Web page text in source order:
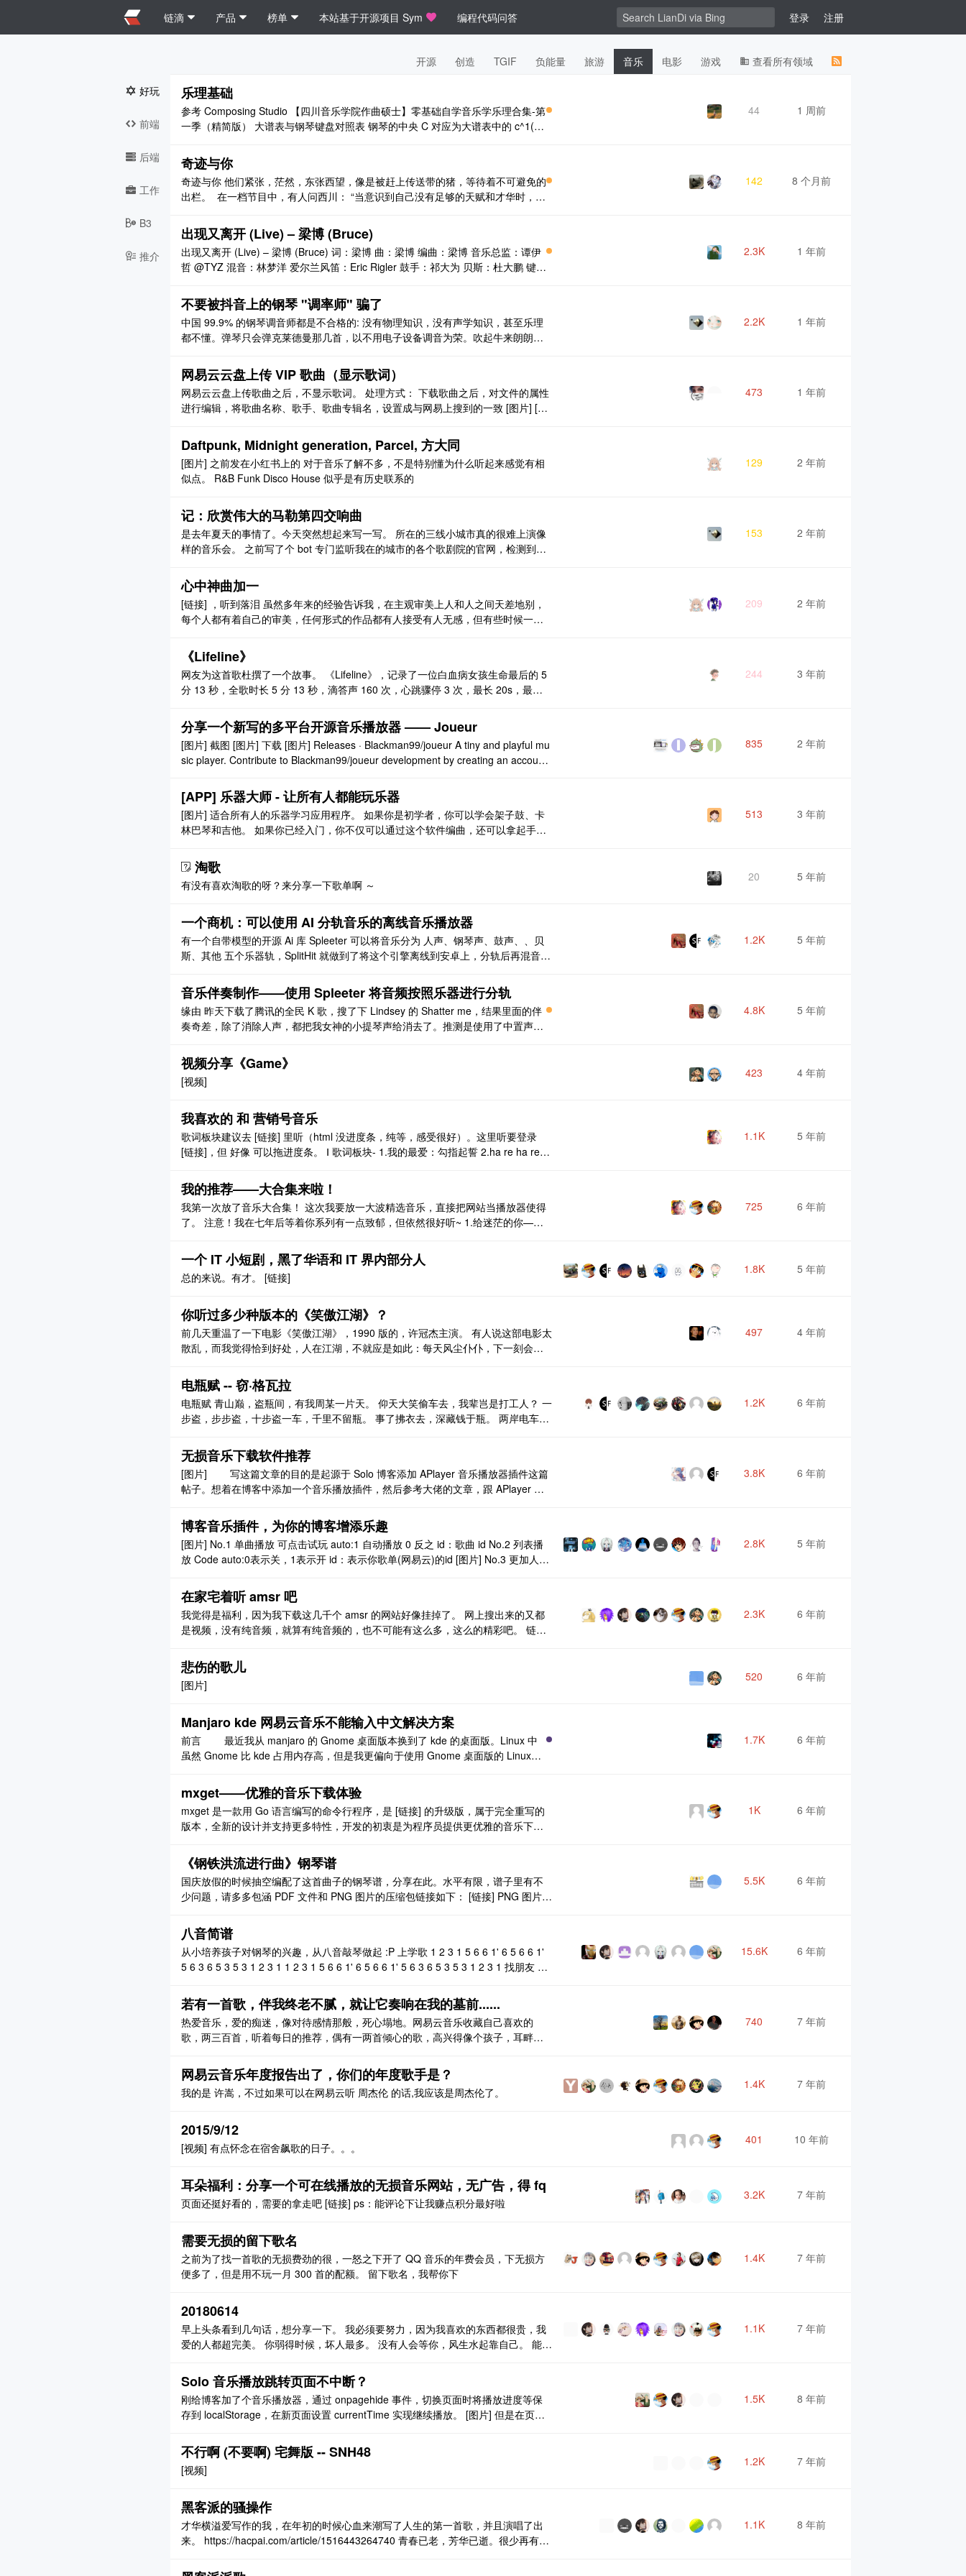
链滴 产品 榜单 本站基于开源项目 Sym 编程代码问答 登录 注册
好玩
前端
后端
工作
B3
推介
查看所有领域
游戏
电影
音乐
旅游
负能量
TGIF
创造
开源
乐理基础
参考 Composing Studio 【四川音乐学院作曲硕士】零基础自学音乐学乐理合集-第
一季（精简版） 大谱表与钢琴键盘对照表 钢琴的中央 C 对应为大谱表中的 c^1(H
44 1 周前
奇迹与你
奇迹与你 他们紧张，茫然，东张西望，像是被赶上传送带的猪，等待着不可避免的
出栏。 ‍ 在一档节目中，有人问西川： “当意识到自己没有足够的天赋和才华时，该
题恰恰揭示了当代人面临的窘境： “理想很丰满，现实却很骨感” 萨特说：“他人即
地狱” 意指 ..
142 8 个月前
出现又离开 (Live) – 梁博 (Bruce)
出现又离开 (Live) – 梁博 (Bruce) 词：梁博 曲：梁博 编曲：梁博 音乐总监：谭伊
哲 @TYZ 混音：林梦洋 爱尔兰风笛：Eric Rigler 鼓手：祁大为 贝斯：杜大鹏 键
我跟你 本应该 各自好 各自坏 各 ..
2.3K 1 年前
不要被抖音上的钢琴 "调率师" 骗了
中国 99.9% 的钢琴调音师都是不合格的: 没有物理知识，没有声学知识，甚至乐理
都不懂。弹琴只会弹克莱德曼那几首，以不用电子设备调音为荣。吹起牛来朗朗上
就是阿里那套 “赋能，抓手，拉通，粒度”。 调音的三个典型误区，第一个是“要整体
调音 ..
2.2K 1 年前
网易云云盘上传 VIP 歌曲（显示歌词）
网易云云盘上传歌曲之后，不显示歌词。 处理方式： 下载歌曲之后，对文件的属性
进行编辑，将歌曲名称、歌手、歌曲专辑名，设置成与网易上搜到的一致 [图片] [图
曲，上传之后，识别成 vip 歌曲，一样能够正常听和显示歌词。 [图片] 歌曲 ..
473 1 年前
Daftpunk, Midnight generation, Parcel, 方大同
[图片] 之前发在小红书上的 对于音乐了解不多，不是特别懂为什么听起来感觉有相
似点。 R&B Funk Disco House 似乎是有历史联系的
129 2 年前
记：欣赏伟大的马勒第四交响曲
是去年夏天的事情了。今天突然想起来写一写。 所在的三线小城市真的很难上演像
样的音乐会。 之前写了个 bot 专门监听我在的城市的各个歌剧院的官网，检测到马
真有乐团演马勒了。立马订票付钱。 第一次现场听音乐会，实在太过激动，我甚至
百度了 “国内 ..
153 2 年前
心中神曲加一
[链接] ，听到落泪 虽然多年来的经验告诉我，在主观审美上人和人之间天差地别，
每个人都有着自己的审美，任何形式的作品都有人接受有人无感，但有些时候一些
209 2 年前
《Lifeline》
网友为这首歌杜撰了一个故事。 《Lifeline》，记录了一位白血病女孩生命最后的 5
分 13 秒，全歌时长 5 分 13 秒，滴答声 160 次，心跳骤停 3 次，最长 20s，最短 1
抹去时，他们的账号也会永远封存， 这些人在 ..
244 3 年前
分享一个新写的多平台开源音乐播放器 —— Joueur
[图片] 截图 [图片] 下载 [图片] Releases · Blackman99/joueur A tiny and playful mu
sic player. Contribute to Blackman99/joueur development by creating an account
835 2 年前
[APP] 乐器大师 - 让所有人都能玩乐器
[图片] 适合所有人的乐器学习应用程序。 如果你是初学者，你可以学会架子鼓、卡
林巴琴和吉他。 如果你已经入门，你不仅可以通过这个软件编曲，还可以拿起手中
乐库分享你的杰作。 最重要的是，该软件的初衷是让视力障碍人士也能学习音乐。
当打开屏幕阅读器并 ..
513 3 年前
淘歌
有没有喜欢淘歌的呀？来分享一下歌单啊 ～
20 5 年前
一个商机：可以使用 AI 分轨音乐的离线音乐播放器
有一个自带模型的开源 Ai 库 Spleeter 可以将音乐分为 人声、钢琴声、鼓声、、贝
斯、其他 五个乐器轨，SplitHit 就做到了将这个引擎离线到安卓上，分轨后再混音。
4y1c7Lu/ 和这个 ..
1.2K 5 年前
音乐伴奏制作——使用 Spleeter 将音频按照乐器进行分轨
缘由 昨天下载了腾讯的全民 K 歌，搜了下 Lindsey 的 Shatter me，结果里面的伴
奏奇差，除了消除人声，都把我女神的小提琴声给消去了。推测是使用了中置声道
文泽的 MacBook(M1) Pro 的评测（6 分 21 秒处），里面有 ..
4.8K 5 年前
视频分享《Game》
[视频]
423 4 年前
我喜欢的 和 营销号音乐
歌词板块建议去 [链接] 里听（html 没进度条，纯等，感受很好）。这里听要登录
[链接]，但 好像 可以拖进度条。 Ⅰ 歌词板块- 1.我的最爱：勾指起誓 2.ha re ha re y
类，按我印象程度排的名。 1.refrain ..
1.1K 5 年前
我的推荐——大合集来啦！
我第一次放了音乐大合集！ 这次我要放一大波精选音乐，直接把网站当播放器使得
了。 注意！我在七年后等着你系列有一点致郁，但依然很好听~ 1.给迷茫的你——
来，你要拆开吗？ 4.送给充满活力的你！ 5.充满了疑问，究竟是不是呢？——我在
七年后 ..
725 6 年前
一个 IT 小短剧，黑了华语和 IT 界内部分人
总的来说。有才。 [链接]
1.8K 5 年前
你听过多少种版本的《笑傲江湖》？
前几天重温了一下电影《笑傲江湖》，1990 版的，许冠杰主演。 有人说这部电影太
散乱，而我觉得恰到好处，人在江湖，不就应是如此：每天风尘仆仆，下一刻会发
暗线贯穿其中，这才是让经典之所以成为经典的原因所在。 非常喜欢这首歌，被翻
唱无数，花了点时 ..
497 4 年前
电瓶赋 -- 窃·格瓦拉
电瓶赋 青山巅，盗瓶间，有我周某一片天。 仰天大笑偷车去，我辈岂是打工人？ 一
步盗，步步盗，十步盗一车，千里不留瓶。 事了拂衣去，深藏钱于瓶。 两岸电车瓶
著名思想家，哲学家，文学家；代表作有 《窃·格瓦拉大年三十不回家》、《不打工
的秘密》、 ..
1.2K 6 年前
无损音乐下载软件推荐
[图片] 写这篇文章的目的是起源于 Solo 博客添加 APlayer 音乐播放器插件这篇
帖子。想着在博客中添加一个音乐播放插件，然后参考大佬的文章，跟 APlayer 官
3.8K 6 年前
博客音乐插件，为你的博客增添乐趣
[图片] No.1 单曲播放 可点击试玩 auto:1 自动播放 0 反之 id：歌曲 id No.2 列表播
放 Code auto:0表示关，1表示开 id：表示你歌单(网易云)的id [图片] No.3 更加人性
2.8K 5 年前
在家宅着听 amsr 吧
我觉得是福利，因为我下载这几千个 amsr 的网站好像挂掉了。 网上搜出来的又都
是视频，没有纯音频，就算有纯音频的，也不可能有这么多，这么的精彩吧。 链
2.3K 6 年前
悲伤的歌儿
[图片]
520 6 年前
Manjaro kde 网易云音乐不能输入中文解决方案
前言 最近我从 manjaro 的 Gnome 桌面版本换到了 kde 的桌面版。Linux 中
虽然 Gnome 比 kde 占用内存高，但是我更偏向于使用 Gnome 桌面版的 Linux。
先是我用的时间比较长的 Gnome 桌面版，不得不 ..
1.7K 6 年前
mxget——优雅的音乐下载体验
mxget 是一款用 Go 语言编写的命令行程序，是 [链接] 的升级版，属于完全重写的
版本，全新的设计并支持更多特性，开发的初衷是为程序员提供更优雅的音乐下载
曲、专辑、歌单以及歌手热门歌曲，只需一步，就能搞定 ..
1K 6 年前
《钢铁洪流进行曲》钢琴谱
国庆放假的时候抽空编配了这首曲子的钢琴谱，分享在此。水平有限，谱子里有不
少问题，请多多包涵 PDF 文件和 PNG 图片的压缩包链接如下： [链接] PNG 图片展
5.5K 6 年前
八音简谱
从小培养孩子对钢琴的兴趣，从八音敲琴做起 :P 上学歌 1 2 3 1 5 6 6 1' 6 5 6 6 1'
5 6 3 6 5 3 5 3 1 2 3 1 1 2 3 1 5 6 6 1' 6 5 6 6 1' 5 6 3 6 5 3 5 3 1 2 3 1 找朋友 5 6
15.6K 6 年前
若有一首歌，伴我终老不腻，就让它奏响在我的墓前......
热爱音乐，爱的痴迷，像对待感情那般，死心塌地。网易云音乐收藏自己喜欢的
歌，两三百首，听着每日的推荐，偶有一两首倾心的歌，高兴得像个孩子，耳畔循
喜欢列表里的那几百首，发现曾经那么喜欢的歌，也有些黯然失色，没有厌倦，只
是没有那时听歌的感情了吧！这一瞬间 ..
740 7 年前
网易云音乐年度报告出了，你们的年度歌手是？
我的是 许嵩，不过如果可以在网易云听 周杰伦 的话,我应该是周杰伦了。
1.4K 7 年前
2015/9/12
[视频] 有点怀念在宿舍飙歌的日子。。。
401 10 年前
耳朵福利：分享一个可在线播放的无损音乐网站，无广告，得 fq
页面还挺好看的，需要的拿走吧 [链接] ps：能评论下让我赚点积分最好啦
3.2K 7 年前
需要无损的留下歌名
之前为了找一首歌的无损费劲的很，一怒之下开了 QQ 音乐的年费会员，下无损方
便多了，但是用不玩一月 300 首的配额。 留下歌名，我帮你下
1.4K 7 年前
20180614
早上头条看到几句话，想分享一下。 我必须要努力，因为我喜欢的东西都很贵，我
爱的人都超完美。 你弱得时候，坏人最多。 没有人会等你，风生水起靠自己。 能保
人为之骄傲的事。 文章是一个妈妈写的女儿学习很努力，后来发现她校服上有一句
话： “今天你学习了 ..
1.1K 7 年前
Solo 音乐播放跳转页面不中断？
刚给博客加了个音乐播放器，通过 onpagehide 事件，切换页面时将播放进度等保
存到 localStorage，在新页面设置 currentTime 实现继续播放。 [图片] 但是在页面
面时可以使音乐播放不中断的？ [图片] DIYgod 的网 ..
1.5K 8 年前
不行啊 (不要啊) 宅舞版 -- SNH48
[视频]
1.2K 7 年前
黑客派的骚操作
才华横溢爱写作的我，在年初的时候心血来潮写了人生的第一首歌，并且演唱了出
来。 https://hacpai.com/article/1516443264740 青春已老，芳华已逝。很少再有年
心，来记录我那还未相遇的初恋，留下还未遗失的美好。 明天就 ..
1.1K 8 年前